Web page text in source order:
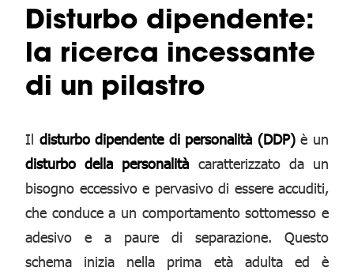
Disturbo dipendente:
la ricerca incessante
di un pilastro
Il disturbo dipendente di personalità (DDP)è un
disturbo della personalità caratterizzato da un
bisogno eccessivo e pervasivo di essere accuditi,
che conduce a un comportamento sottomesso e
adesivo e a paure di separazione. Questo
schema inizia nella prima età adulta ed è